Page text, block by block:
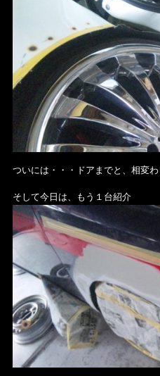
ついには・・・ドアまでと、相変わ
そして今日は、もう１台紹介